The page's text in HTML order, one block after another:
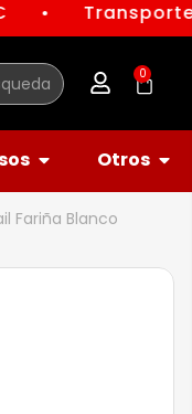
●
0
Otros
Fariña Blanco